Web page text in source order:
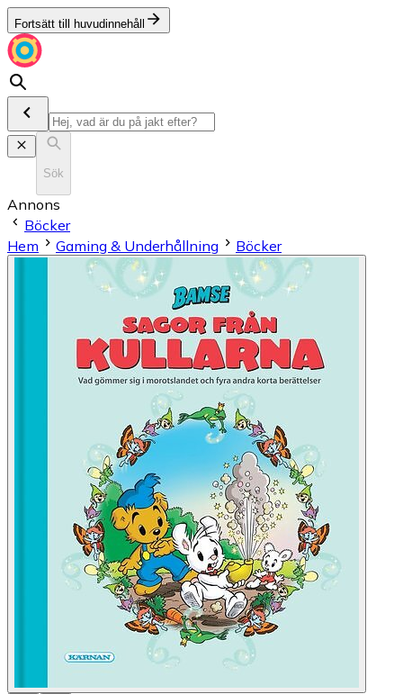
Fortsätt till huvudinnehåll
Sök
Annons
Böcker
Hem
Gaming & Underhållning Böcker